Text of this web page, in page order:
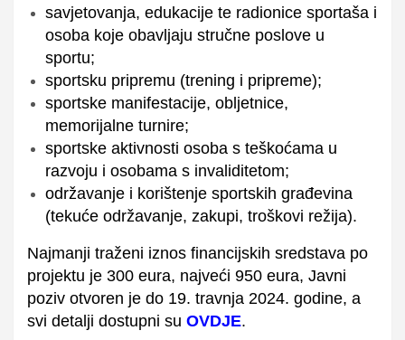
savjetovanja, edukacije te radionice sportaša i
osoba koje obavljaju stručne poslove u
sportu;
sportsku pripremu (trening i pripreme);
sportske manifestacije, obljetnice,
memorijalne turnire;
sportske aktivnosti osoba s teškoćama u
razvoju i osobama s invaliditetom;
održavanje i korištenje sportskih građevina
(tekuće održavanje, zakupi, troškovi režija).
Najmanji traženi iznos financijskih sredstava po
projektu je 300 eura, najveći 950 eura, Javni
poziv otvoren je do 19. travnja 2024. godine, a
svi detalji dostupni su OVDJE.